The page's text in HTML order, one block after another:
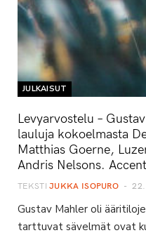
JULKAISUT
Levyarvostelu –
lauluja kokoelmasta
Matthias Goerne,
Andris Nelsons.
TEKSTI JUKKA ISOPURO
Gustav Mahler oli
tarttuvat sävelmät ovat